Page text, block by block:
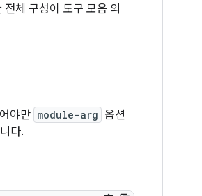
체 구성이 도구 모음 외
야만 module-arg 옵션
다.